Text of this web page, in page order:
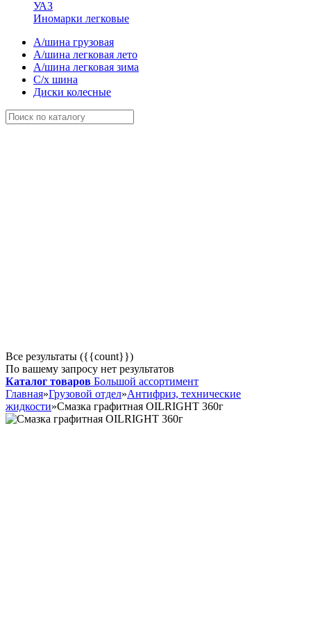
УАЗ
Иномарки легковые
А/шина грузовая
А/шина легковая лето
А/шина легковая зима
С/х шина
Диски колесные
Все результаты ({{count}})
По вашему запросу нет результатов
Каталог товаров Большой ассортимент
Главная»Грузовой отдел»Антифриз, технические
жидкости»Смазка графитная OILRIGHT 360г